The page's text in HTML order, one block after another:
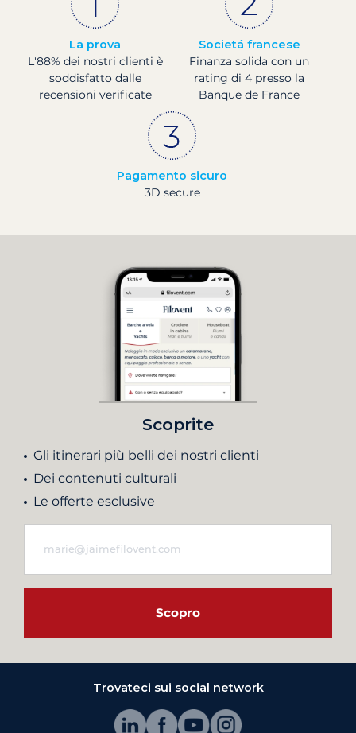
La prova
L'88% dei nostri clienti è
soddisfatto dalle
recensioni verificate
Societá francese
Finanza solida con un
rating di 4 presso la
Banque de France
Pagamento sicuro
3D secure
Scoprite
Gli itinerari più belli dei nostri clienti
Dei contenuti culturali
Le offerte esclusive
Scopro
Trovateci sui social network